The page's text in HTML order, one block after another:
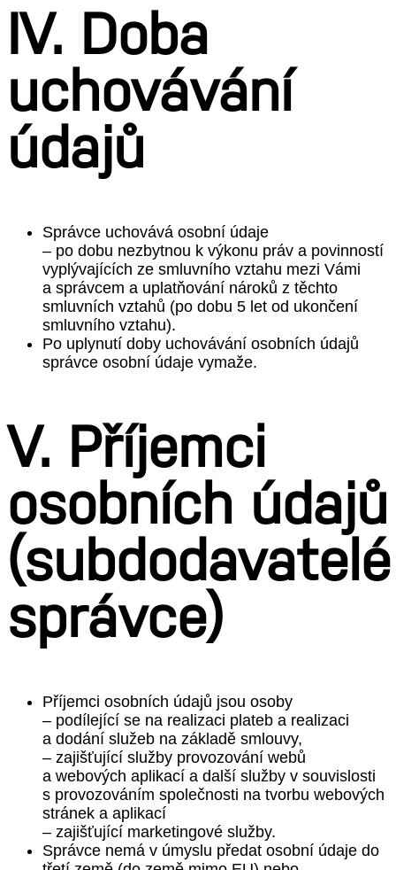
IV. Doba
uchovávání
údajů
Správce uchovává osobní údaje
– po dobu nezbytnou k výkonu práv a povinností
vyplývajících ze smluvního vztahu mezi Vámi
a správcem a uplatňování nároků z těchto
smluvních vztahů (po dobu 5 let od ukončení
smluvního vztahu).
Po uplynutí doby uchovávání osobních údajů
správce osobní údaje vymaže.
V. Příjemci
osobních údajů
(subdodavatelé
správce)
Příjemci osobních údajů jsou osoby
– podílející se na realizaci plateb a realizaci
a dodání služeb na základě smlouvy,
– zajišťující služby provozování webů
a webových aplikací a další služby v souvislosti
s provozováním společnosti na tvorbu webových
stránek a aplikací
– zajišťující marketingové služby.
Správce nemá v úmyslu předat osobní údaje do